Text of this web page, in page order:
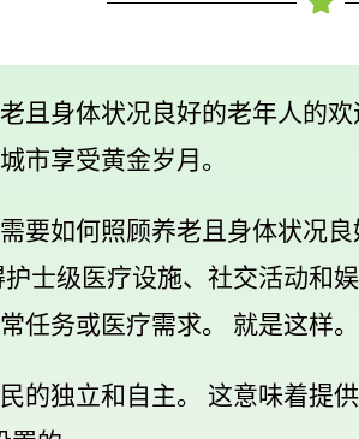
且身体状况良好的老年人的
市享受黄金岁月。
要如何照顾养老且身体状况
士级医疗设施、社交活动和
任务或医疗需求。 就是这样。
的独立和自主。 这意味着提